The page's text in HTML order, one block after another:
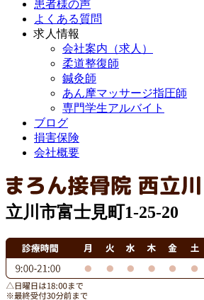
患者様の声
よくある質問
求人情報
会社案内（求人）
柔道整復師
鍼灸師
あん摩マッサージ指圧師
専門学生アルバイト
ブログ
損害保険
会社概要
立川市富士見町1-25-20